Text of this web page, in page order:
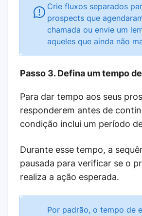
Crie fluxos separados
prospects que
chamada ou envie um
aqueles que ainda não
Passo 3. Defina um tempo
Para dar tempo aos seus
responderem antes de
condição inclui um período
Durante esse tempo, a
pausada para verificar se o
realiza a ação esperada.
Por padrão, o tempo de